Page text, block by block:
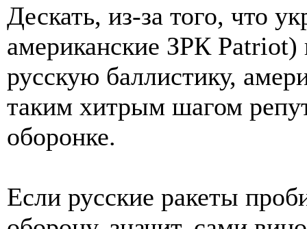
Дескать, из-за того, что
американские ЗРК Patriot)
русскую баллистику,
таким хитрым шагом
оборонке.
Если русские ракеты